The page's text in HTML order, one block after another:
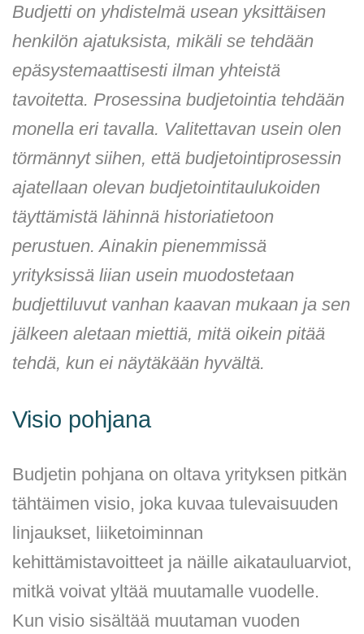
Budjetti on yhdistelmä usean yksittäisen
henkilön ajatuksista, mikäli se tehdään
epäsystemaattisesti ilman yhteistä
tavoitetta. Prosessina budjetointia tehdään
monella eri tavalla. Valitettavan usein olen
törmännyt siihen, että budjetointiprosessin
ajatellaan olevan budjetointitaulukoiden
täyttämistä lähinnä historiatietoon
perustuen. Ainakin pienemmissä
yrityksissä liian usein muodostetaan
budjettiluvut vanhan kaavan mukaan ja sen
jälkeen aletaan miettiä, mitä oikein pitää
tehdä, kun ei näytäkään hyvältä.
Visio pohjana
Budjetin pohjana on oltava yrityksen pitkän
tähtäimen visio, joka kuvaa tulevaisuuden
linjaukset, liiketoiminnan
kehittämistavoitteet ja näille aikatauluarviot,
mitkä voivat yltää muutamalle vuodelle.
Kun visio sisältää muutaman vuoden